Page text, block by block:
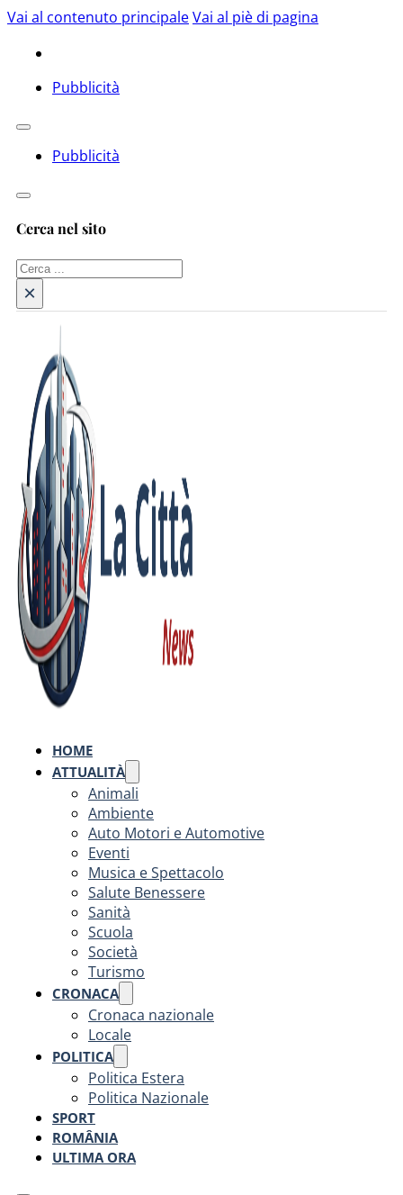
Vai al contenuto principaleVai al piè di pagina
Pubblicità
Pubblicità
Cerca nel sito
Cerca
×
HOME
ATTUALITÀ
Animali
Ambiente
Auto Motori e Automotive
Eventi
Musica e Spettacolo
Salute Benessere
Sanità
Scuola
Società
Turismo
CRONACA
Cronaca nazionale
Locale
POLITICA
Politica Estera
Politica Nazionale
SPORT
ROMÂNIA
ULTIMA ORA